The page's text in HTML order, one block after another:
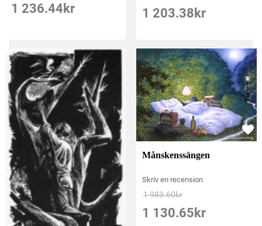
1 236.44 kr 1 203.38 kr
Månskenssängen
Skriv en recension
1 983.60kr
1 130.65 kr